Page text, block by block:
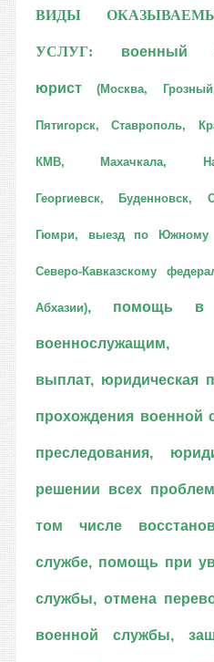
ВИДЫ
УСЛУГ: военный
юрист(Москва,
Пятигорск, Ставрополь,
КМВ, Махачкала,
Георгиевск, Буденновск,
Гюмри, выезд по Южному
Северо-Кавказскому
Абхазии), помощь в
выплат, юридическая
прохождения военной
преследования,
решении всех
том числе
службе, помощь при
службы, отмена
военной службы,